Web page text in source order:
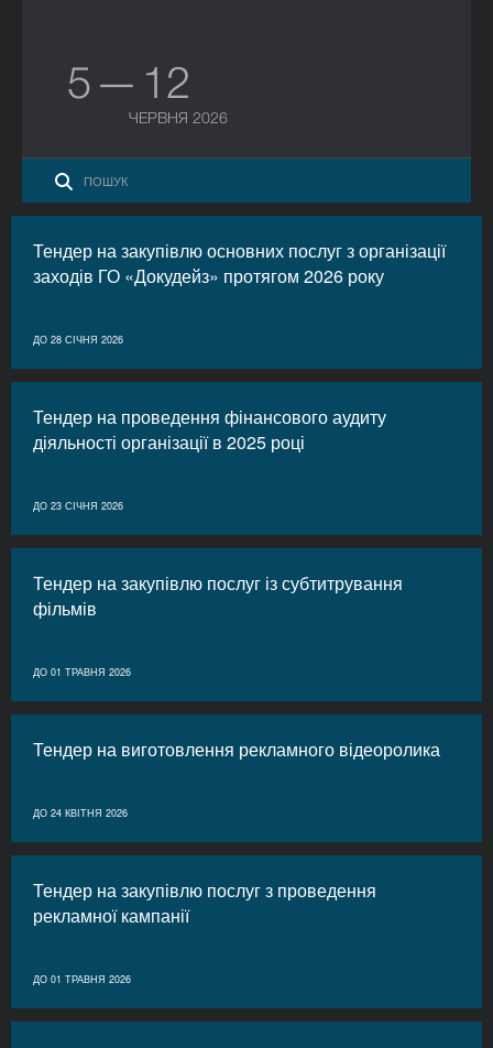
5 — 12
ЧЕРВНЯ 2026
Тендер на закупівлю основних послуг з організації
заходів ГО «Докудейз» протягом 2026 року
ДО 28 СІЧНЯ 2026
Тендер на проведення фінансового аудиту
діяльності організації в 2025 році
ДО 23 СІЧНЯ 2026
Тендер на закупівлю послуг із субтитрування
фільмів
ДО 01 ТРАВНЯ 2026
Тендер на виготовлення рекламного відеоролика
ДО 24 КВІТНЯ 2026
Тендер на закупівлю послуг з проведення
рекламної кампанії
ДО 01 ТРАВНЯ 2026